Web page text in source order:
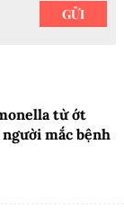
từ ớt
mắc bệnh